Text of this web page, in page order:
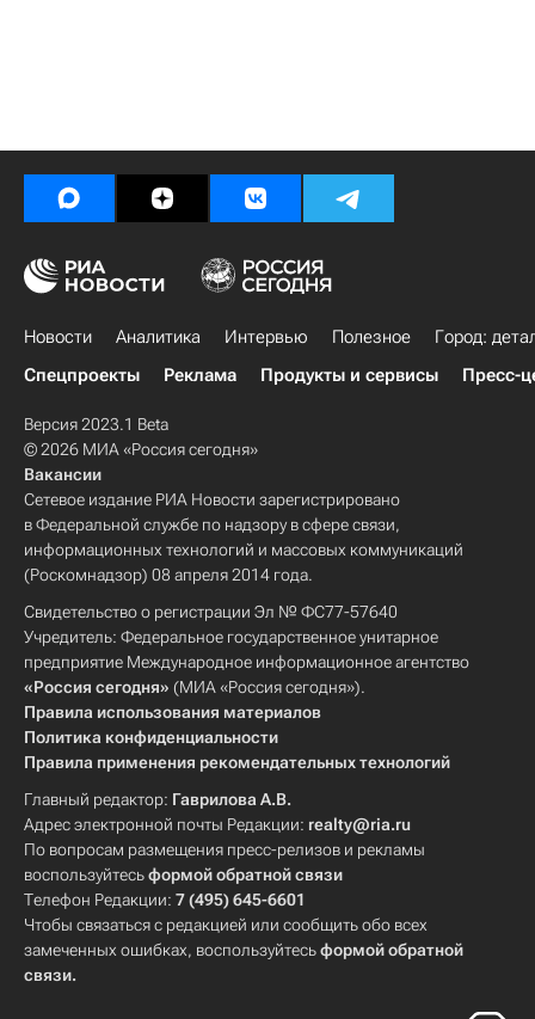
Новости Аналитика Интервью Полезное
Город:
Спецпроекты
Реклама Продукты и сервисы Пресс-
Версия 2023.1 Beta
© 2026 МИА «Россия сегодня»
Вакансии
Сетевое издание РИА Новости зарегистрировано
в Федеральной службе по надзору в сфере связи,
информационных технологий и массовых коммуникаций
(Роскомнадзор) 08 апреля 2014 года.
Свидетельство о регистрации Эл № ФС77-57640
Учредитель: Федеральное государственное унитарное
предприятие Международное информационное агентство
«Россия сегодня» (МИА «Россия сегодня»).
Правила использования материалов
Политика конфиденциальности
Правила применения рекомендательных технологий
Главный редактор: Гаврилова А.В.
Адрес электронной почты Редакции: realty@ria.ru
По вопросам размещения пресс-релизов и рекламы
воспользуйтесьформой обратной связи
Телефон Редакции: 7 (495) 645-6601
Чтобы связаться с редакцией или сообщить обо всех
замеченных ошибках, воспользуйтесьформой обратной
связи.